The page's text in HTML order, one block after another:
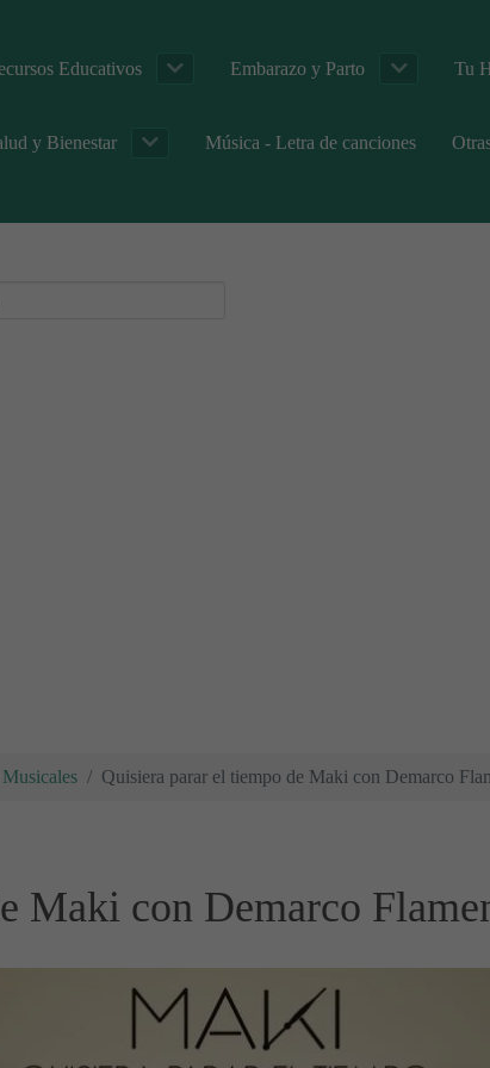
Educativos Embarazo y Parto Tu
y Bienestar Música - Letra de canciones
Quisiera parar el tiempo de Maki con Demarco
Maki con Demarco